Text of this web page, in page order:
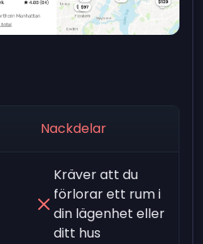
Nackdelar
Kräver att du
förlorar ett rum i
din lägenhet eller
ditt hus